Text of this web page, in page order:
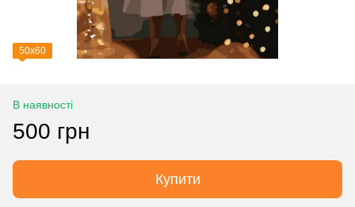
50х60
В наявності
500 грн
Купити